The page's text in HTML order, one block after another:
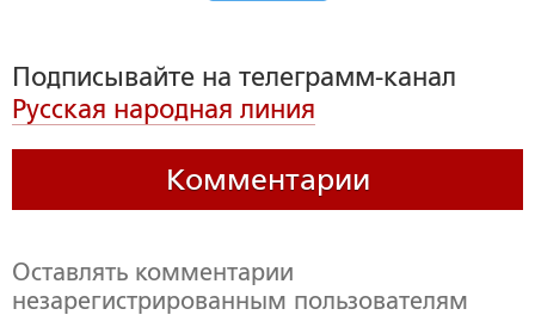
Подписывайте на телеграмм-канал
Русская народная линия
Комментарии
Оставлять комментарии
незарегистрированным пользователям